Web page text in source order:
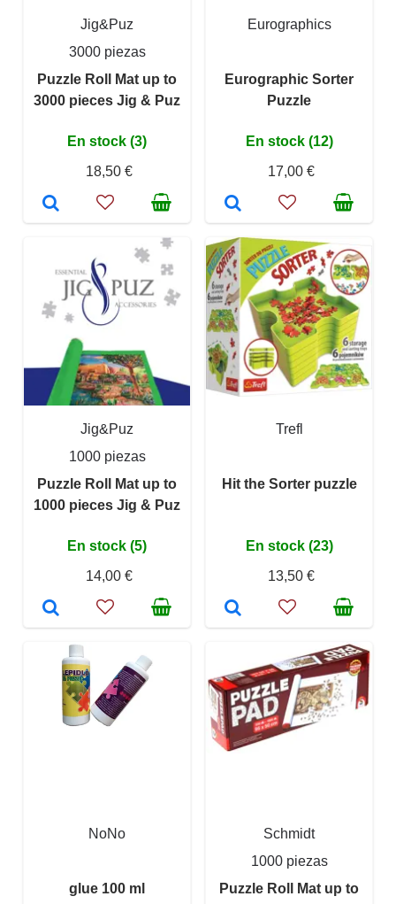
Jig&Puz
3000 piezas
Puzzle Roll Mat up to
3000 pieces Jig & Puz
En stock (3)
18,50 €
Eurographics
Eurographic Sorter
Puzzle
En stock (12)
17,00 €
Jig&Puz
1000 piezas
Puzzle Roll Mat up to
1000 pieces Jig & Puz
En stock (5)
14,00 €
Trefl
Hit the Sorter puzzle
En stock (23)
13,50 €
NoNo
glue 100 ml
Schmidt
1000 piezas
Puzzle Roll Mat up to